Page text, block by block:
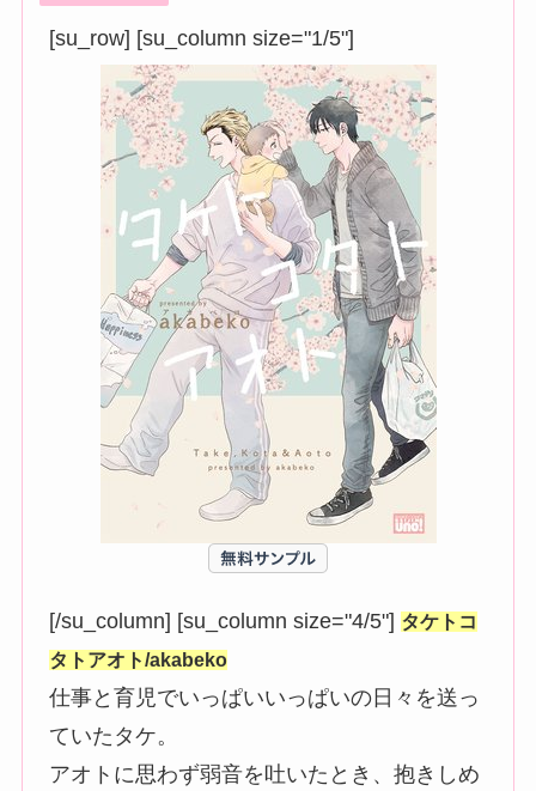
[su_row] [su_column size="1/5"]
[/su_column] [su_column size="4/5"] タケトコ
タトアオト/akabeko
仕事と育児でいっぱいいっぱいの日々を送っ
ていたタケ。
アオトに思わず弱音を吐いたとき、抱きしめ